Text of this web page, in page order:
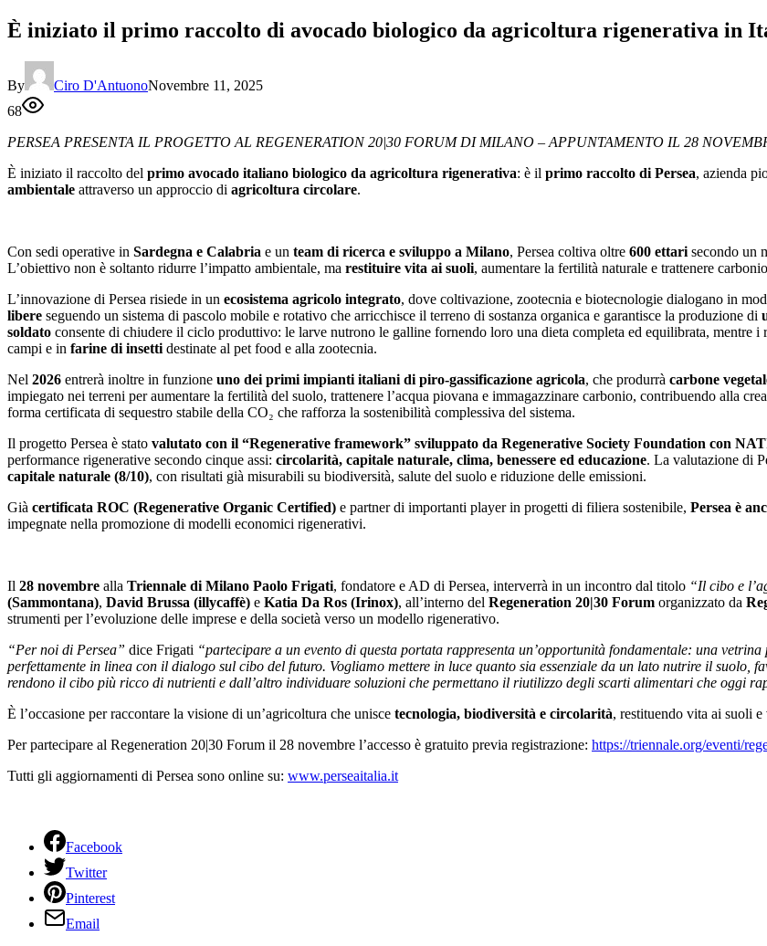
È iniziato il primo raccolto di avocado biologico da agricoltura rigenerativa in
By Ciro D'AntuonoNovembre 11, 2025
68
PERSEA PRESENTA IL PROGETTO AL REGENERATION 20|30 FORUM DI MILANO – APPUNTAMENTO IL 28
È iniziato il raccolto del primo avocado italiano biologico da agricoltura rigenerativa: è il primo raccolto di Persea, azienda
ambientale attraverso un approccio di agricoltura circolare.
Con sedi operative in Sardegna e Calabria e un team di ricerca e sviluppo a Milano, Persea coltiva oltre 600 ettari secondo un
L’obiettivo non è soltanto ridurre l’impatto ambientale, ma restituire vita ai suoli, aumentare la fertilità naturale e trattenere
L’innovazione di Persea risiede in un ecosistema agricolo integrato, dove coltivazione, zootecnia e biotecnologie dialogano in
libere seguendo un sistema di pascolo mobile e rotativo che arricchisce il terreno di sostanza organica e garantisce la produzione di
soldato consente di chiudere il ciclo produttivo: le larve nutrono le galline fornendo loro una dieta completa ed equilibrata, mentre
campi e in farine di insetti destinate al pet food e alla zootecnia.
Nel 2026 entrerà inoltre in funzione uno dei primi impianti italiani di piro-gassificazione agricola, che produrrà carbone
impiegato nei terreni per aumentare la fertilità del suolo, trattenere l’acqua piovana e immagazzinare carbonio, contribuendo alla
forma certificata di sequestro stabile della CO₂ che rafforza la sostenibilità complessiva del sistema.
Il progetto Persea è stato valutato con il “Regenerative framework” sviluppato da Regenerative Society Foundation con
performance rigenerative secondo cinque assi: circolarità, capitale naturale, clima, benessere ed educazione. La valutazione di
capitale naturale (8/10), con risultati già misurabili su biodiversità, salute del suolo e riduzione delle emissioni.
Già certificata ROC (Regenerative Organic Certified) e partner di importanti player in progetti di filiera sostenibile, Persea è
impegnate nella promozione di modelli economici rigenerativi.
Il 28 novembre alla Triennale di Milano Paolo Frigati, fondatore e AD di Persea, interverrà in un incontro dal titolo “Il cibo e
(Sammontana), David Brussa (illycaffè) e Katia Da Ros (Irinox), all’interno del Regeneration 20|30 Forum organizzato da
strumenti per l’evoluzione delle imprese e della società verso un modello rigenerativo.
“Per noi di Persea” dice Frigati “partecipare a un evento di questa portata rappresenta un’opportunità fondamentale: una
perfettamente in linea con il dialogo sul cibo del futuro. Vogliamo mettere in luce quanto sia essenziale da un lato nutrire il suolo,
rendono il cibo più ricco di nutrienti e dall’altro individuare soluzioni che permettano il riutilizzo degli scarti alimentari che oggi
È l’occasione per raccontare la visione di un’agricoltura che unisce tecnologia, biodiversità e circolarità, restituendo vita ai suoli
Per partecipare al Regeneration 20|30 Forum il 28 novembre l’accesso è gratuito previa registrazione: https://triennale.org/eventi/
Tutti gli aggiornamenti di Persea sono online su: www.perseaitalia.it
Facebook
Twitter
Pinterest
Email